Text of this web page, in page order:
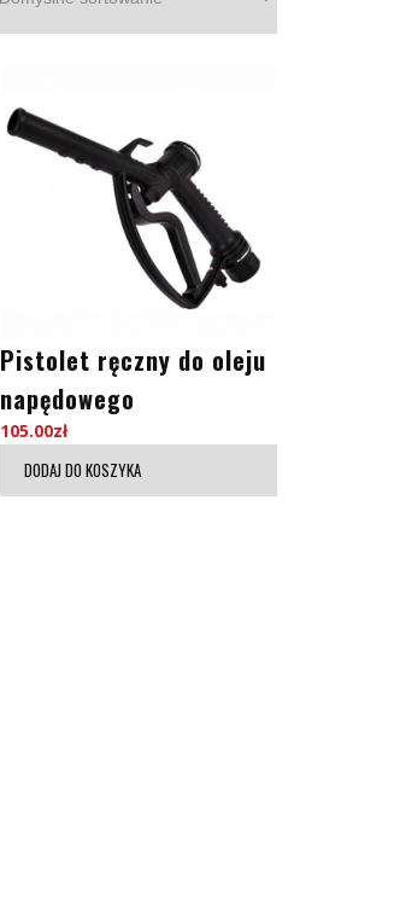
Pistolet ręczny do oleju
napędowego
105.00zł
DODAJ DO KOSZYKA